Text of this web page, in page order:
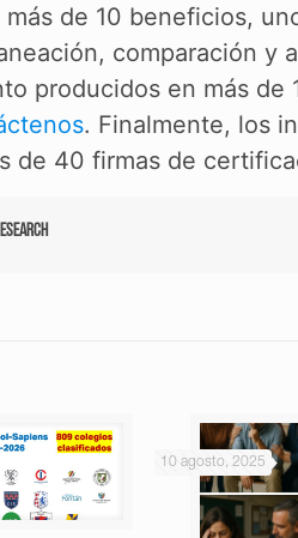
de 10 beneficios,
comparación y
producidos en más de
. Finalmente, los
de 40 firmas de
10 agosto, 2025